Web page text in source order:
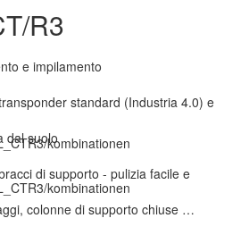
R3
e impilamento
standard (Industria 4.0) e
dal suolo
di supporto - pulizia facile e
colonne di supporto chiuse …
kombinationen
kombinationen